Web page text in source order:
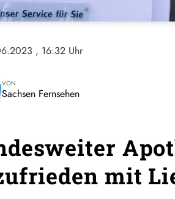
, 16:32 Uhr
VON
Sachsen Fernsehen
mit